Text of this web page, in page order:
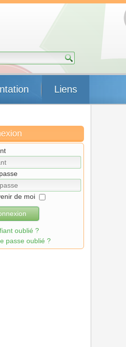
Liens
de moi
oublié ?
passe oublié ?